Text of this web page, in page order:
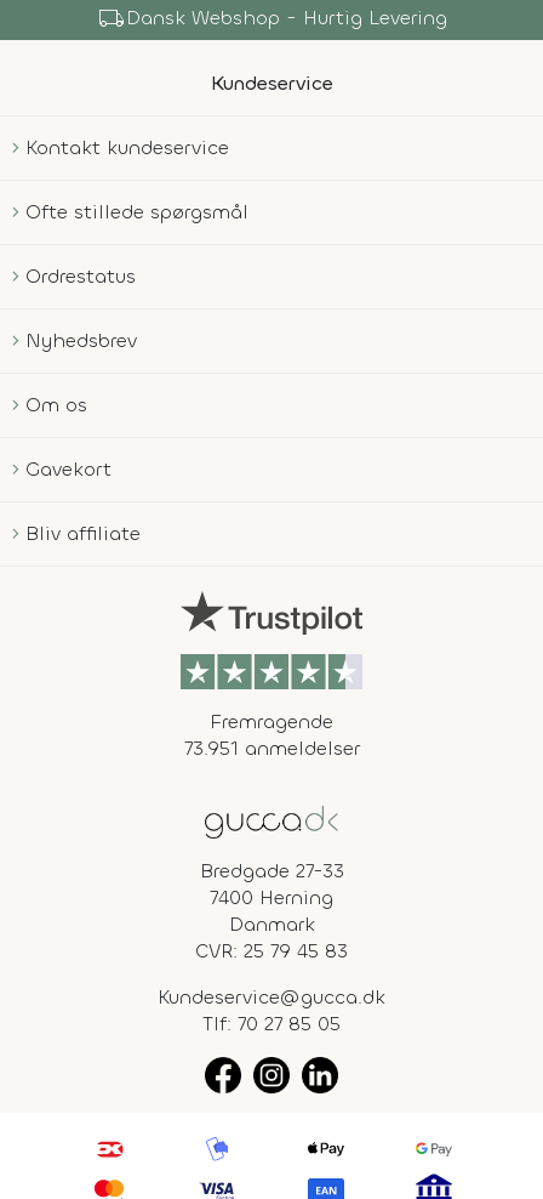
local_shippingDansk Webshop - Hurtig Levering
Kundeservice
Kontakt kundeservice
Ofte stillede spørgsmål
Ordrestatus
Nyhedsbrev
Om os
Gavekort
Bliv affiliate
Fremragende
73.951 anmeldelser
Bredgade 27-33
7400 Herning
Danmark
CVR: 25 79 45 83
Kundeservice@gucca.dk
Tlf: 70 27 85 05